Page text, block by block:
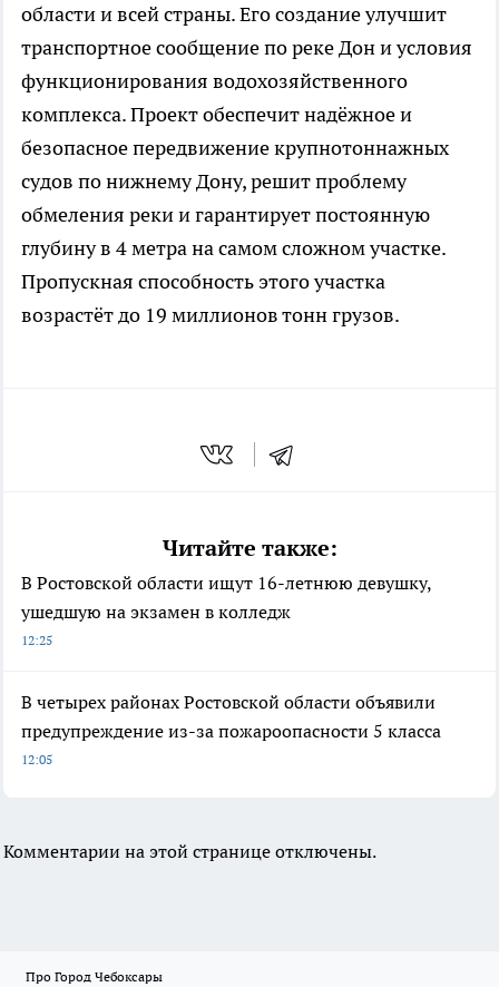
области и всей страны. Его создание улучшит
транспортное сообщение по реке Дон и условия
функционирования водохозяйственного
комплекса. Проект обеспечит надёжное и
безопасное передвижение крупнотоннажных
судов по нижнему Дону, решит проблему
обмеления реки и гарантирует постоянную
глубину в 4 метра на самом сложном участке.
Пропускная способность этого участка
возрастёт до 19 миллионов тонн грузов.
Читайте также:
В Ростовской области ищут 16-летнюю девушку,
ушедшую на экзамен в колледж
12:25
В четырех районах Ростовской области объявили
предупреждение из-за пожароопасности 5 класса
12:05
Комментарии на этой странице отключены.
Про Город Чебоксары